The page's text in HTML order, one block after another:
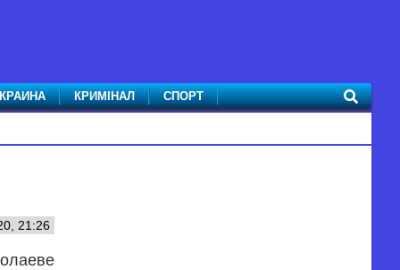
КРИМІНАЛ СПОРТ
21:26